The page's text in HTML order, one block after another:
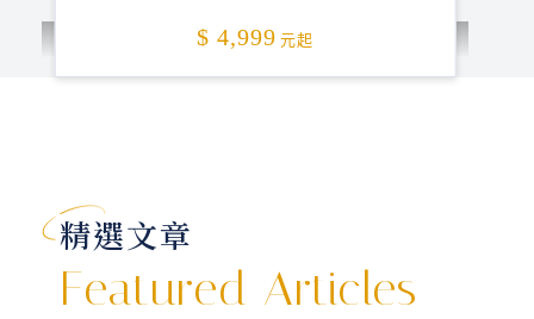
$ 4,999 元起
精選文章
Featured Articles